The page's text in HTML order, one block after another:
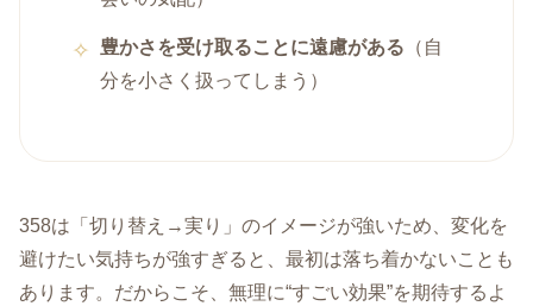
豊かさを受け取ることに遠慮がある （自
分を小さく扱ってしまう）
358は「切り替え→実り」のイメージが強いため、変化を
避けたい気持ちが強すぎると、最初は落ち着かないことも
あります。だからこそ、無理に“すごい効果”を期待するよ